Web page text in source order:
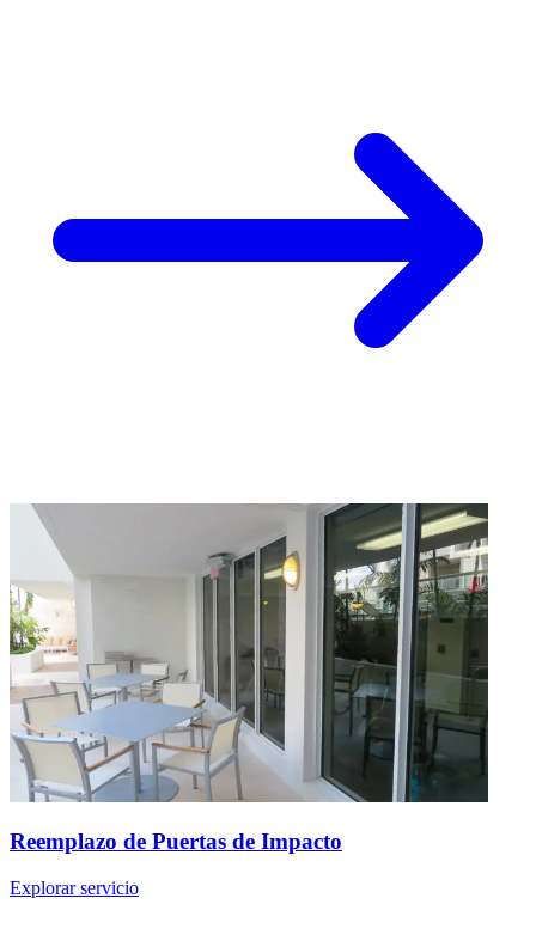
Reemplazo de Puertas de Impacto
Explorar servicio